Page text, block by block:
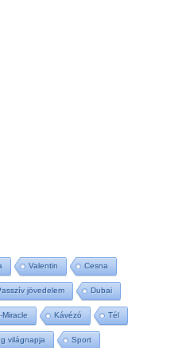
Valentin Cesna
jövedelem Dubai
Miracle Kávézó Tél
világnapja Sport